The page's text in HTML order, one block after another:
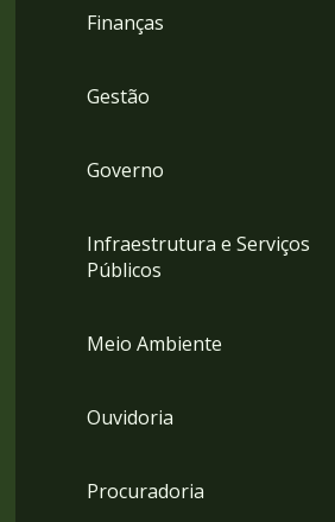
Finanças
Gestão
Governo
Infraestrutura e Serviços
Públicos
Meio Ambiente
Ouvidoria
Procuradoria